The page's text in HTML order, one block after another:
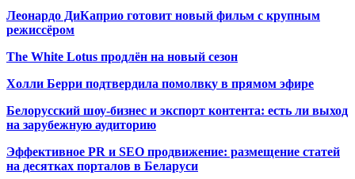
Леонардо ДиКаприо готовит новый фильм с крупным
режиссёром
The White Lotus продлён на новый сезон
Холли Берри подтвердила помолвку в прямом эфире
Белорусский шоу-бизнес и экспорт контента: есть ли выход
на зарубежную аудиторию
Эффективное PR и SEO продвижение: размещение статей
на десятках порталов в Беларуси